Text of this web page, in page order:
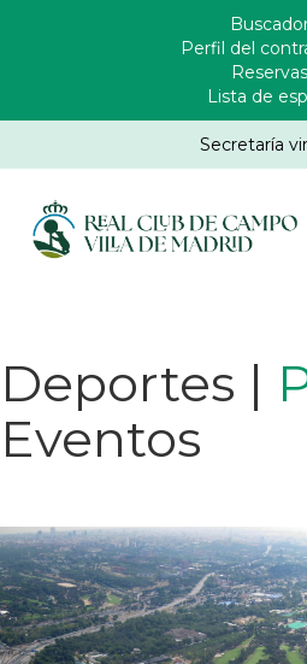
Perfil del
Reservas
Lista de
Secretaría
Deportes |
Eventos